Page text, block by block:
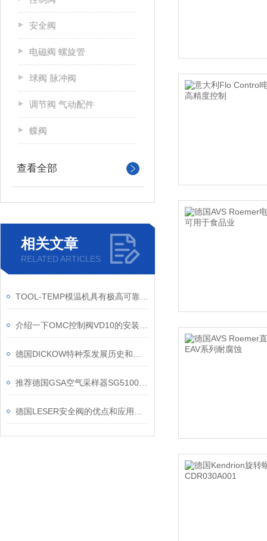
安全阀
电磁阀 螺旋管
球阀 脉冲阀
调节阀 气动配件
蝶阀
查看全部
相关文章
RELATED ARTICLES